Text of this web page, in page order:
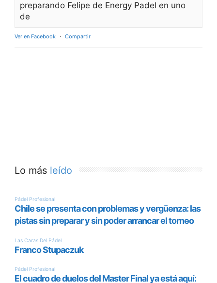
preparando Felipe de Energy Padel en uno
de
Ver en Facebook · Compartir
Lo más leído